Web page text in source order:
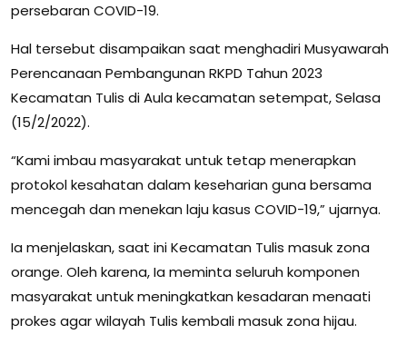
persebaran COVID-19.
Hal tersebut disampaikan saat menghadiri Musyawarah
Perencanaan Pembangunan RKPD Tahun 2023
Kecamatan Tulis di Aula kecamatan setempat, Selasa
(15/2/2022).
“Kami imbau masyarakat untuk tetap menerapkan
protokol kesahatan dalam keseharian guna bersama
mencegah dan menekan laju kasus COVID-19,” ujarnya.
Ia menjelaskan, saat ini Kecamatan Tulis masuk zona
orange. Oleh karena, Ia meminta seluruh komponen
masyarakat untuk meningkatkan kesadaran menaati
prokes agar wilayah Tulis kembali masuk zona hijau.